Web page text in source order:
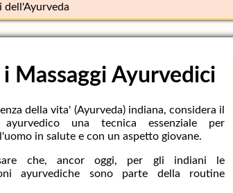
dell'Ayurveda
Massaggi Ayurvedici
della vita' (Ayurveda) indiana, considera il
ayurvedico una tecnica essenziale per
in salute e con un aspetto giovane.
che, ancor oggi, per gli indiani le
ayurvediche sono parte della routine